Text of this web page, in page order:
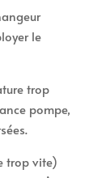
le
trop
pompe,
trop vite)